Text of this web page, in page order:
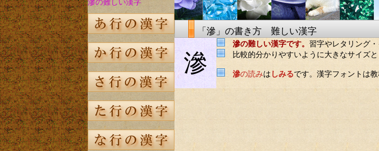
滲の難しい漢字
「滲」の書き方 難しい漢字
滲
滲の難しい漢字です。 習字やレタリング
比較的分かりやすいように大きなサイズと
滲の読みは しみるです。漢字フォントは